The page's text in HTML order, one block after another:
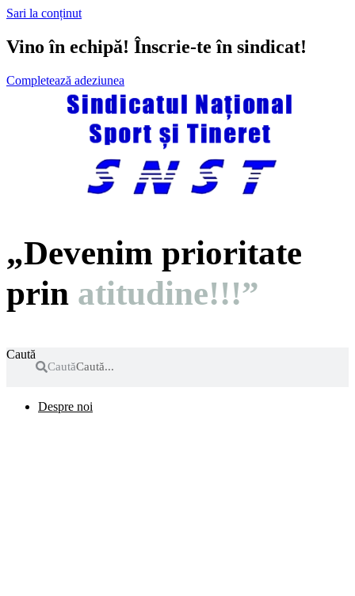
Sari la conținut
Vino în echipă! Înscrie-te în sindicat!
Completează adeziunea
„Devenim prioritate
prin atitudine!!!”
Caută
Caută
Despre noi